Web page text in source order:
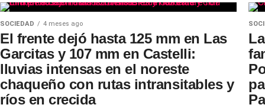
SOCIEDAD 4 meses ago
El frente dejó hasta 125 mm en Las
Garcitas y 107 mm en Castelli:
lluvias intensas en el noreste
chaqueño con rutas intransitables y
ríos en crecida